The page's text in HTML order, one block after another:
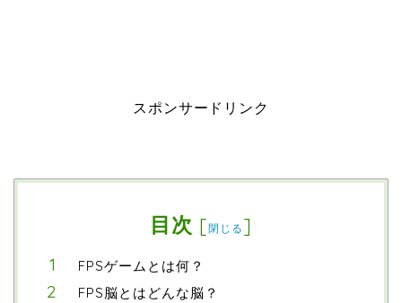
スポンサードリンク
目次 [閉じる ]
FPSゲームとは何？
FPS脳とはどんな脳？